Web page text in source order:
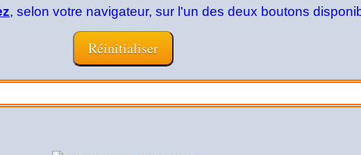
, selon votre navigateur, sur l'un des deux boutons